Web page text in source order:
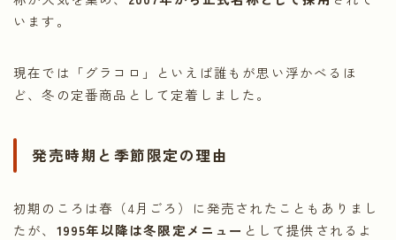
います。
現在では「グラコロ」といえば誰もが思い浮かべるほ
ど、冬の定番商品として定着しました。
発売時期と季節限定の理由
初期のころは春（4月ごろ）に発売されたこともありまし
たが、 1995年以降は冬限定メニュー として提供されるよ